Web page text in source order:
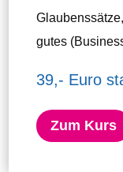
gutes
39,- Euro
Zum Kurs